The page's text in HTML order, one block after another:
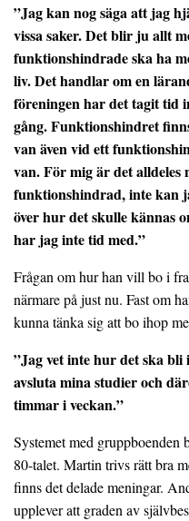
”Jag kan nog säga att jag
vissa saker. Det blir ju allt
funktionshindrade ska ha
liv. Det handlar om en
föreningen har det tagit tid
gång. Funktionshindret
van även vid ett
van. För mig är det
funktionshindrad, inte kan
över hur det skulle kännas
har jag inte tid med.”
Frågan om hur han vill bo i
närmare på just nu. Fast om
kunna tänka sig att bo ihop
”Jag vet inte hur det ska
avsluta mina studier och
timmar i veckan.”
Systemet med
80-talet. Martin trivs rätt bra
finns det delade meningar.
upplever att graden av